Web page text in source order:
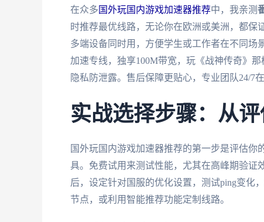
在众多 国外玩国内游戏加速器推荐中，我亲测
时推荐最优线路，无论你在欧洲或美洲，都保
多端设备同时用，方便学生或工作者在不同场
加速专线，独享100M带宽，玩《战神传奇》
隐私防泄露。售后保障更贴心，专业团队24/7
实战选择步骤：从
国外玩国内游戏加速器推荐的第一步是评估
具。免费试用来测试性能，尤其在高峰期验证
后，设定针对国服的优化设置，测试ping变化
节点，或利用智能推荐功能定制线路。